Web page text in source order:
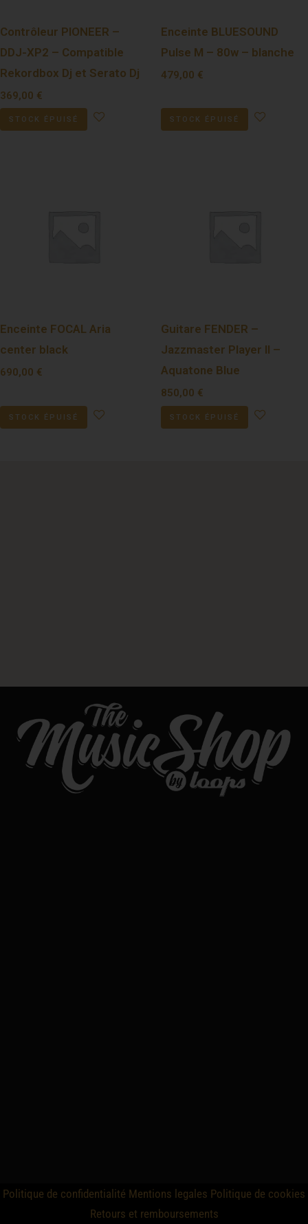
Contrôleur PIONEER –
DDJ-XP2 – Compatible
Rekordbox Dj et Serato Dj
369,00 €
STOCK ÉPUISÉ
Enceinte BLUESOUND
Pulse M – 80w – blanche
479,00 €
STOCK ÉPUISÉ
Enceinte FOCAL Aria
center black
690,00 €
STOCK ÉPUISÉ
Guitare FENDER –
Jazzmaster Player II –
Aquatone Blue
850,00 €
STOCK ÉPUISÉ
Politique de confidentialité Mentions legales Politique de cookies
Retours et remboursements